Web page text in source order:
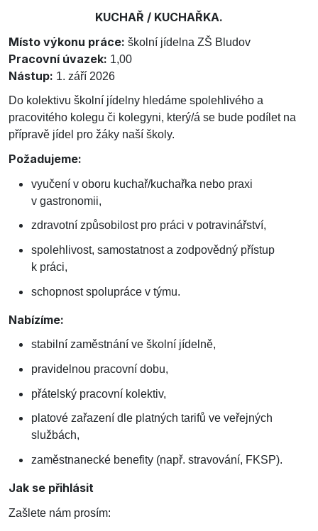
KUCHAŘ / KUCHAŘKA.
Místo výkonu práce: školní jídelna ZŠ Bludov
Pracovní úvazek: 1,00
Nástup: 1. září 2026
Do kolektivu školní jídelny hledáme spolehlivého a
pracovitého kolegu či kolegyni, který/á se bude podílet na
přípravě jídel pro žáky naší školy.
Požadujeme:
vyučení v oboru kuchař/kuchařka nebo praxi
v gastronomii,
zdravotní způsobilost pro práci v potravinářství,
spolehlivost, samostatnost a zodpovědný přístup
k práci,
schopnost spolupráce v týmu.
Nabízíme:
stabilní zaměstnání ve školní jídelně,
pravidelnou pracovní dobu,
přátelský pracovní kolektiv,
platové zařazení dle platných tarifů ve veřejných
službách,
zaměstnanecké benefity (např. stravování, FKSP).
Jak se přihlásit
Zašlete nám prosím: